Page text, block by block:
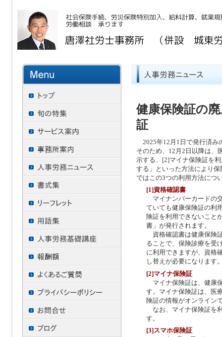
健康保険証の
証
2025年12月1日で発行済み
そのため、12月2日以降は、
示する、[2]マイナ保険証を
する」といった方法により
ではこの3つの利用方法につ
[1]資格確認書
マイナンバーカードの
ていても健康保険証の利
険証を利用できないこと
書」が発行されます。
資格確認書は健康保険
ることで、保険診療を受
に利用できますが、資格
し替えが必要になります
[2]マイナ保険証
マイナ保険証は、健康
す。マイナ保険証は、医
険証の情報がオンライン
なお、マイナ保険証を
す。
[3]スマホ保険証